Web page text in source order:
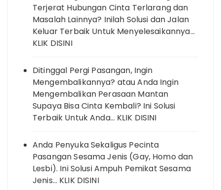
Terjerat Hubungan Cinta Terlarang dan
Masalah Lainnya? Inilah Solusi dan Jalan
Keluar Terbaik Untuk Menyelesaikannya…
KLIK DISINI
Ditinggal Pergi Pasangan, Ingin
Mengembalikannya? atau Anda Ingin
Mengembalikan Perasaan Mantan
Supaya Bisa Cinta Kembali? Ini Solusi
Terbaik Untuk Anda… KLIK DISINI
Anda Penyuka Sekaligus Pecinta
Pasangan Sesama Jenis (Gay, Homo dan
Lesbi). Ini Solusi Ampuh Pemikat Sesama
Jenis… KLIK DISINI